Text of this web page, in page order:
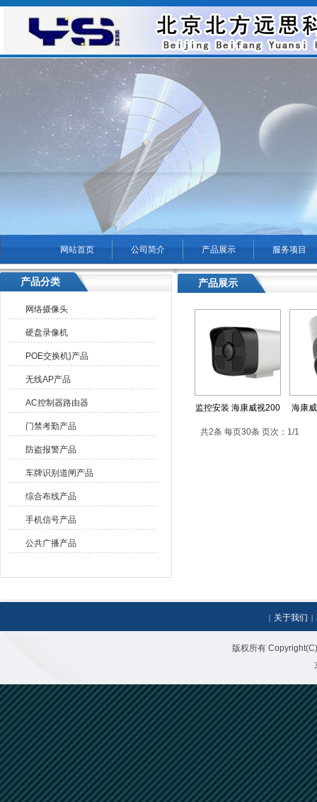
网站首页 公司简介 产品展示
服务项目
菜单名称
产品分类
网络摄像头
硬盘录像机
POE交换机}产品
无线AP产品
AC控制器路由器
门禁考勤产品
防盗报警产品
车牌识别道闸产品
综合布线产品
手机信号产品
公共广播产品
产品展示
您现在的位置：通州区无
监控安装 海康威视200 海康
共2条 每页30条 页次：1/1
| 关于我们 |
版权所有